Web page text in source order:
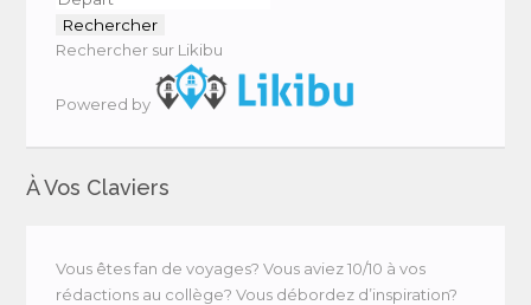
Rechercher sur Likibu
Powered by
À Vos Claviers
Vous êtes fan de voyages? Vous aviez 10/10 à vos
rédactions au collège? Vous débordez d’inspiration?